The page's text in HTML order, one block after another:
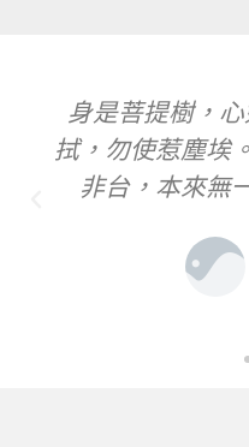
身是菩提樹，
拭，勿使惹塵埃
非台，本來無